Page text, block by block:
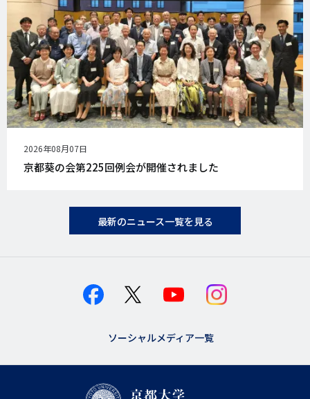
公
開
日
2026年08月07日
京都葵の会第225回例会が開催されました
最新のニュース一覧を見る
ソーシャルメディア一覧